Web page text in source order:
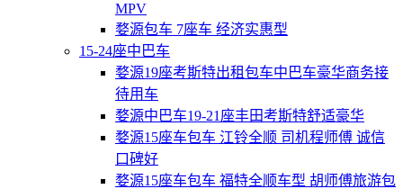
MPV
婺源包车 7座车 经济实惠型
15-24座中巴车
婺源19座考斯特出租包车中巴车豪华商务接
待用车
婺源中巴车19-21座丰田考斯特舒适豪华
婺源15座车包车 江铃全顺 司机程师傅 诚信
口碑好
婺源15座车包车 福特全顺车型 胡师傅旅游包